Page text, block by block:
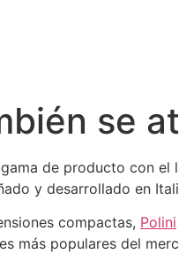
se
de producto con
y desarrollado en
compactas, Polini
más populares del